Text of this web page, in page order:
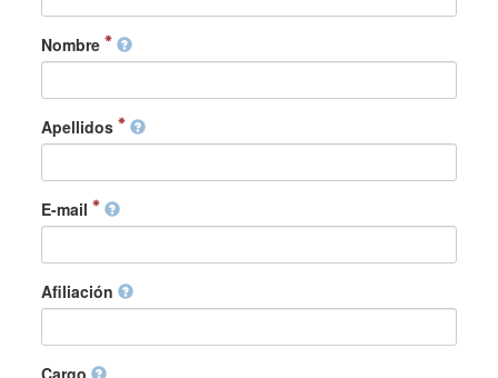
Nombre
Apellidos
E-mail
Afiliación
Cargo